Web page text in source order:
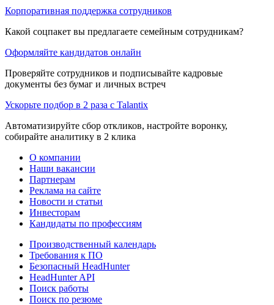
Корпоративная поддержка сотрудников
Какой соцпакет вы предлагаете семейным сотрудникам?
Оформляйте кандидатов онлайн
Проверяйте сотрудников и подписывайте кадровые
документы без бумаг и личных встреч
Ускорьте подбор в 2 раза с Talantix
Автоматизируйте сбор откликов, настройте воронку,
собирайте аналитику в 2 клика
О компании
Наши вакансии
Партнерам
Реклама на сайте
Новости и статьи
Инвесторам
Кандидаты по профессиям
Производственный календарь
Требования к ПО
Безопасный HeadHunter
HeadHunter API
Поиск работы
Поиск по резюме